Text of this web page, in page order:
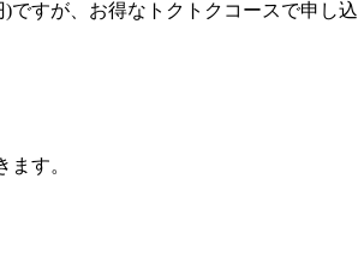
)ですが、お得なトクトクコースで申し込
す。